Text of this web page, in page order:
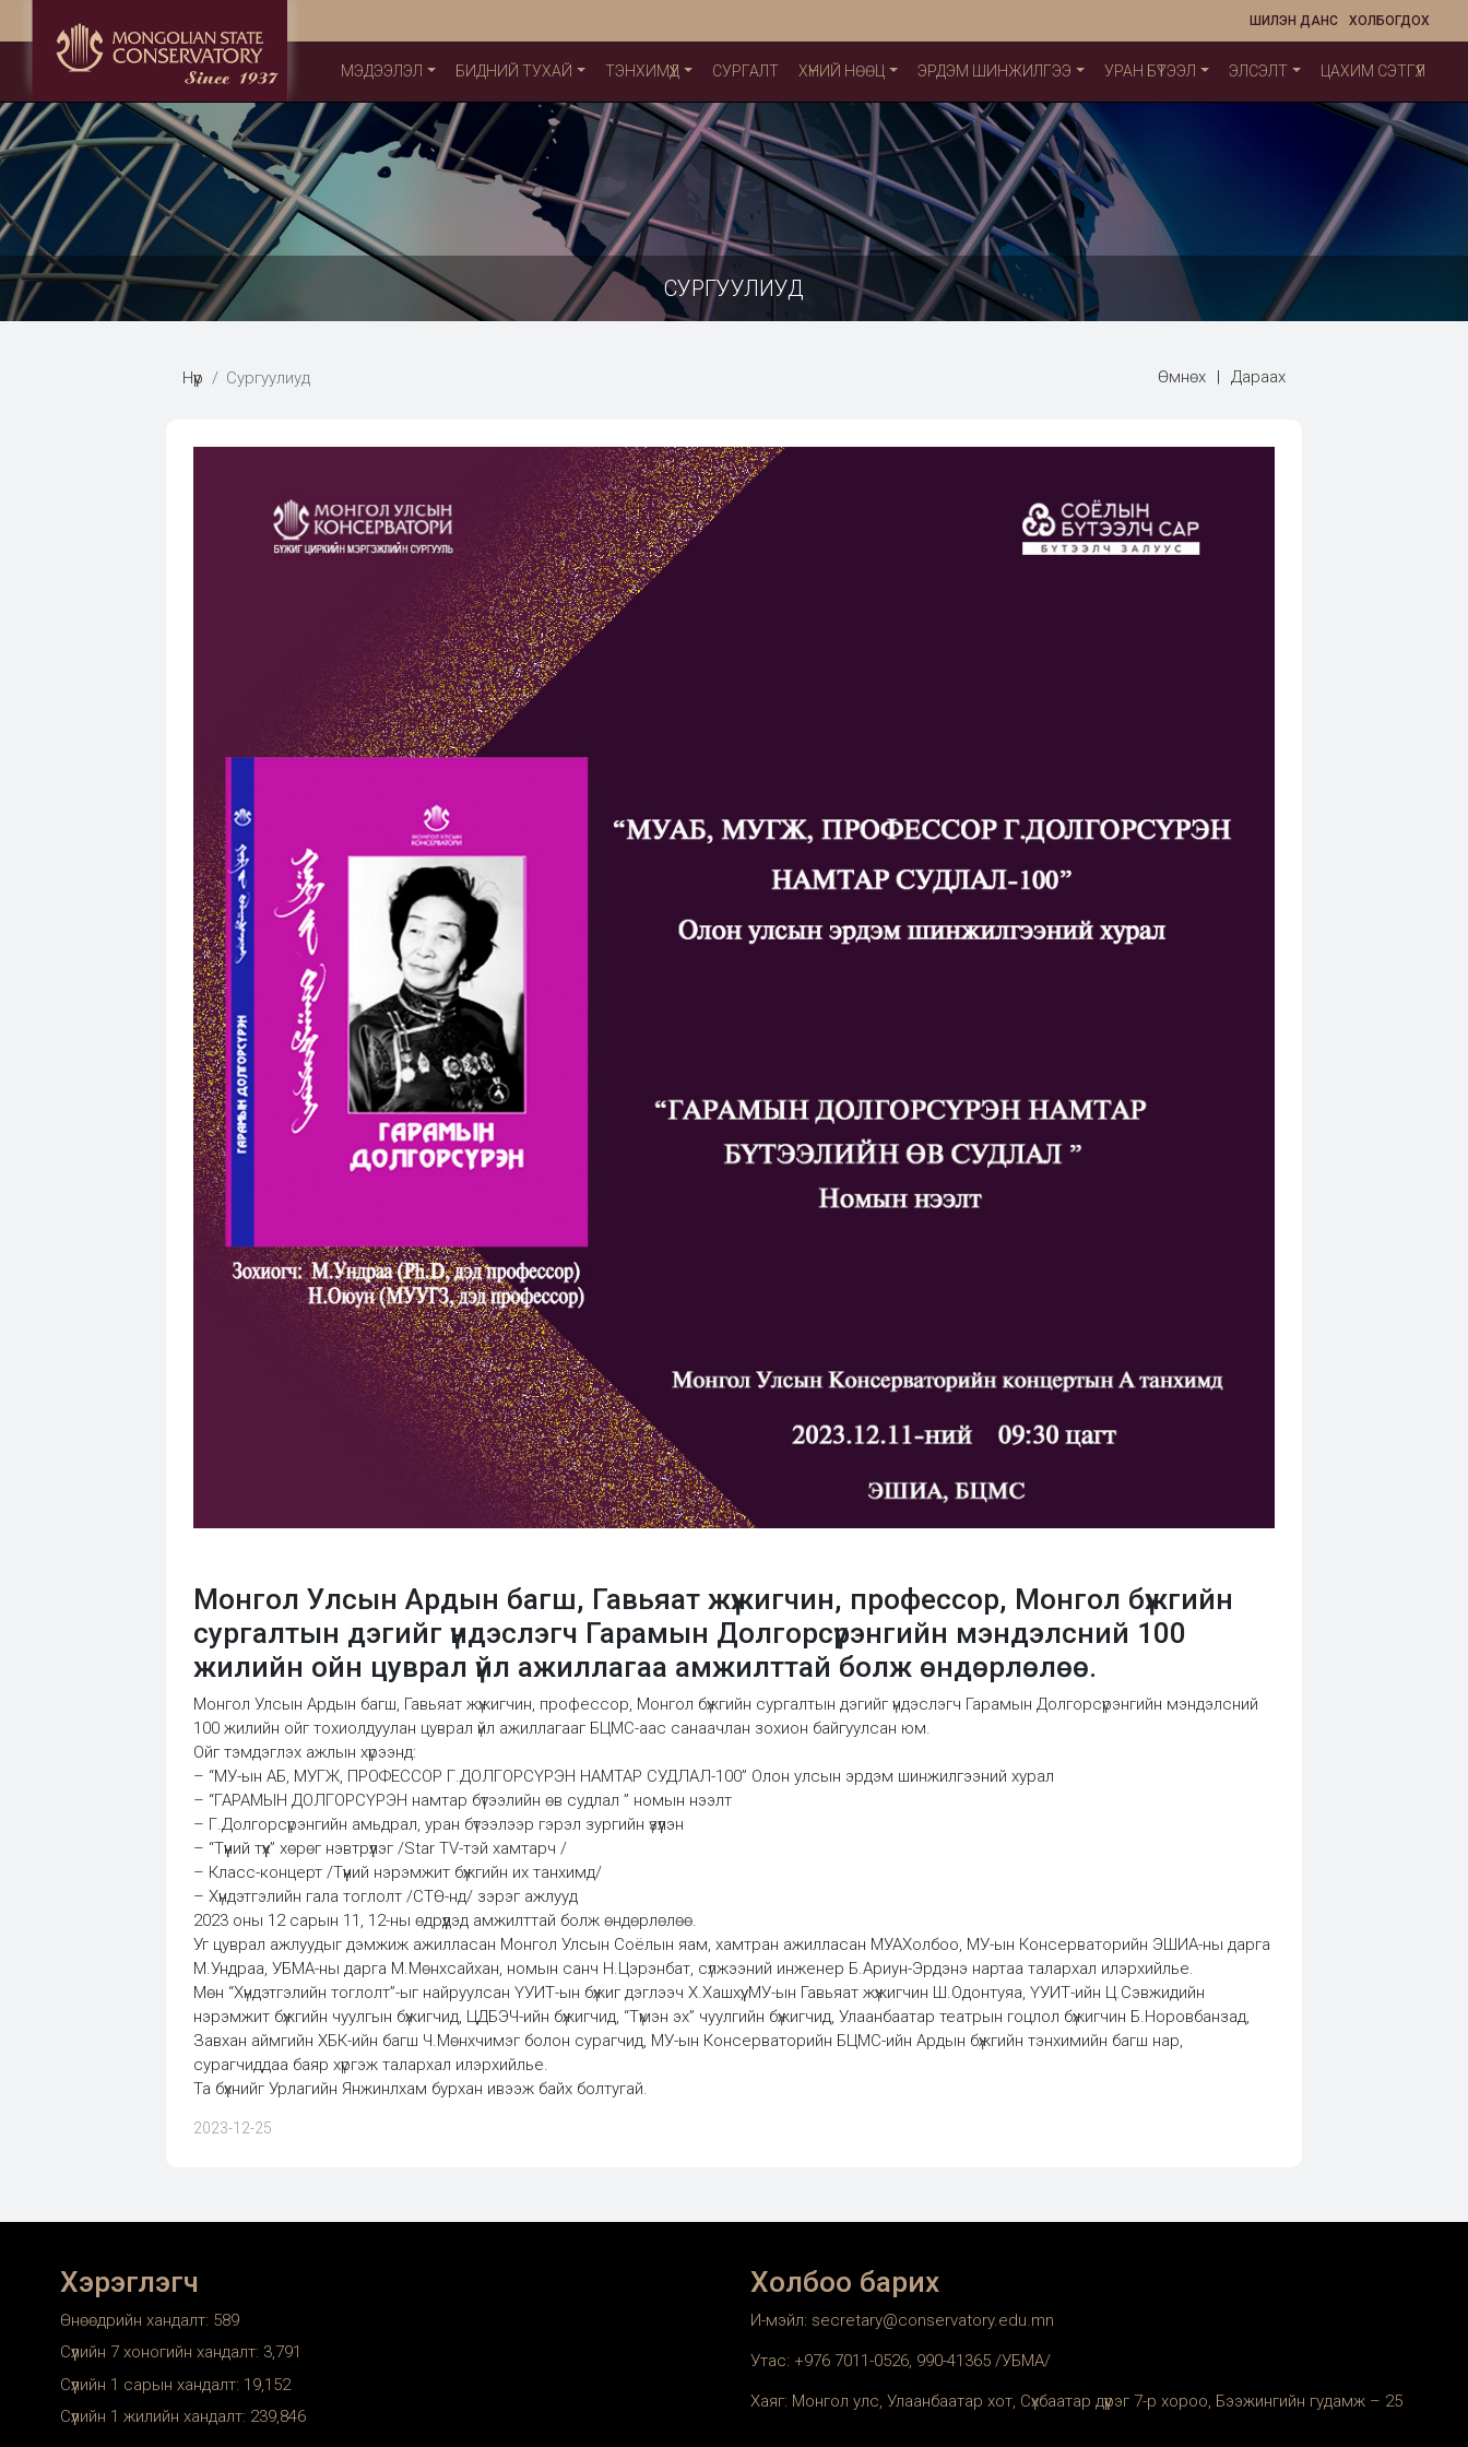
ХОЛБОГДОХ
ШИЛЭН ДАНС
МЭДЭЭЛЭЛ БИДНИЙ ТУХАЙ ТЭНХИМҮҮД СУРГАЛТ ХҮНИЙ НӨӨЦ ЭРДЭМ ШИНЖИЛГЭЭ УРАН БҮТЭЭЛ ЭЛСЭЛТ ЦАХИМ СЭТГҮҮЛ
СУРГУУЛИУД
Нүүр Сургуулиуд Өмнөх | Дараах
Монгол Улсын Ардын багш, Гавьяат жүжигчин, профессор, Монгол бүжгийн
сургалтын дэгийг үндэслэгч Гарамын Долгорсүрэнгийн мэндэлсний 100
жилийн ойн цуврал үйл ажиллагаа амжилттай болж өндөрлөлөө.
Монгол Улсын Ардын багш, Гавьяат жүжигчин, профессор, Монгол бүжгийн сургалтын дэгийг үндэслэгч Гарамын Долгорсүрэнгийн мэндэлсний
100 жилийн ойг тохиолдуулан цуврал үйл ажиллагааг БЦМС-аас санаачлан зохион байгуулсан юм.
Ойг тэмдэглэх ажлын хүрээнд:
– “МУ-ын АБ, МУГЖ, ПРОФЕССОР Г.ДОЛГОРСҮРЭН НАМТАР СУДЛАЛ-100” Олон улсын эрдэм шинжилгээний хурал
– “ГАРАМЫН ДОЛГОРСҮРЭН намтар бүтээлийн өв судлал ” номын нээлт
– Г.Долгорсүрэнгийн амьдрал, уран бүтээлээр гэрэл зургийн үзүүлэн
– “Түүний түүх” хөрөг нэвтрүүлэг /Star TV-тэй хамтарч /
– Класс-концерт /Түүний нэрэмжит бүжгийн их танхимд/
– Хүндэтгэлийн гала тоглолт /СТӨ-нд/ зэрэг ажлууд
2023 оны 12 сарын 11, 12-ны өдрүүдэд амжилттай болж өндөрлөлөө.
Уг цуврал ажлуудыг дэмжиж ажилласан Монгол Улсын Соёлын яам, хамтран ажилласан МУАХолбоо, МУ-ын Консерваторийн ЭШИА-ны дарга
М.Ундраа, УБМА-ны дарга М.Мөнхсайхан, номын санч Н.Цэрэнбат, сүлжээний инженер Б.Ариун-Эрдэнэ нартаа талархал илэрхийлье.
Мөн “Хүндэтгэлийн тоглолт”-ыг найруулсан ҮУИТ-ын бүжиг дэглээч Х.Хашхүү, МУ-ын Гавьяат жүжигчин Ш.Одонтуяа, ҮУИТ-ийн Ц.Сэвжидийн
нэрэмжит бүжгийн чуулгын бүжигчид, ЦДБЭЧ-ийн бүжигчид, “Түмэн эх” чуулгийн бүжигчид, Улаанбаатар театрын гоцлол бүжигчин Б.Норовбанзад,
Завхан аймгийн ХБК-ийн багш Ч.Мөнхчимэг болон сурагчид, МУ-ын Консерваторийн БЦМС-ийн Ардын бүжгийн тэнхимийн багш нар,
сурагчиддаа баяр хүргэж талархал илэрхийлье.
Та бүхнийг Урлагийн Янжинлхам бурхан ивээж байх болтугай.
2023-12-25
Хэрэглэгч
Өнөөдрийн хандалт: 589
Сүүлийн 7 хоногийн хандалт: 3,791
Сүүлийн 1 сарын хандалт: 19,152
Сүүлийн 1 жилийн хандалт: 239,846
Холбоо барих
И-мэйл: secretary@conservatory.edu.mn
Утас: +976 7011-0526, 990-41365 /УБМА/
Хаяг: Монгол улс, Улаанбаатар хот, Сүхбаатар дүүрэг 7-р хороо, Бээжингийн гудамж – 25